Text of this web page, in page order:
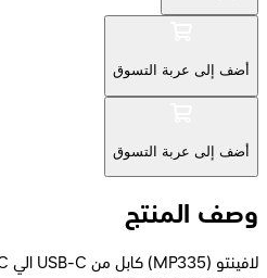
أضف إلى عربة التسوق
أضف إلى عربة التسوق
وصف المنتج